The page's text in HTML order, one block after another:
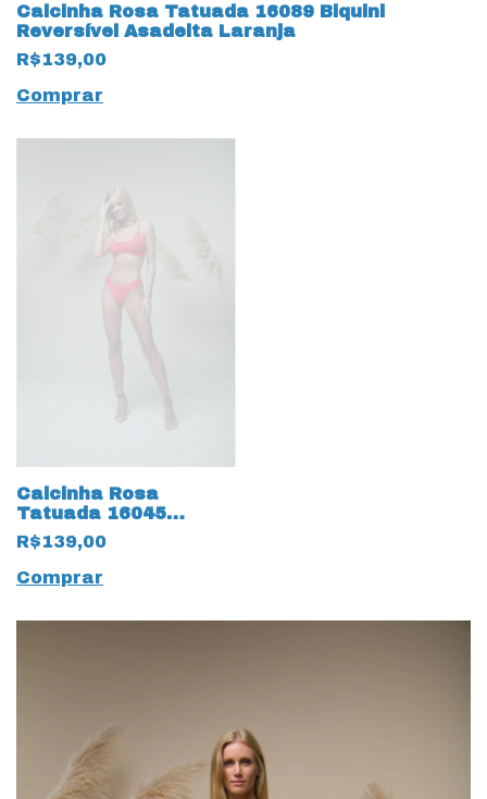
Calcinha Rosa Tatuada 16089 Biquini
Reversível Asadelta Laranja
R$139,00
Comprar
Calcinha Rosa
Tatuada 16045
Biquini MicroLight
Pink
R$139,00
Comprar